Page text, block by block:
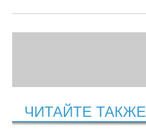
ЧИТАЙТЕ ТАКЖЕ